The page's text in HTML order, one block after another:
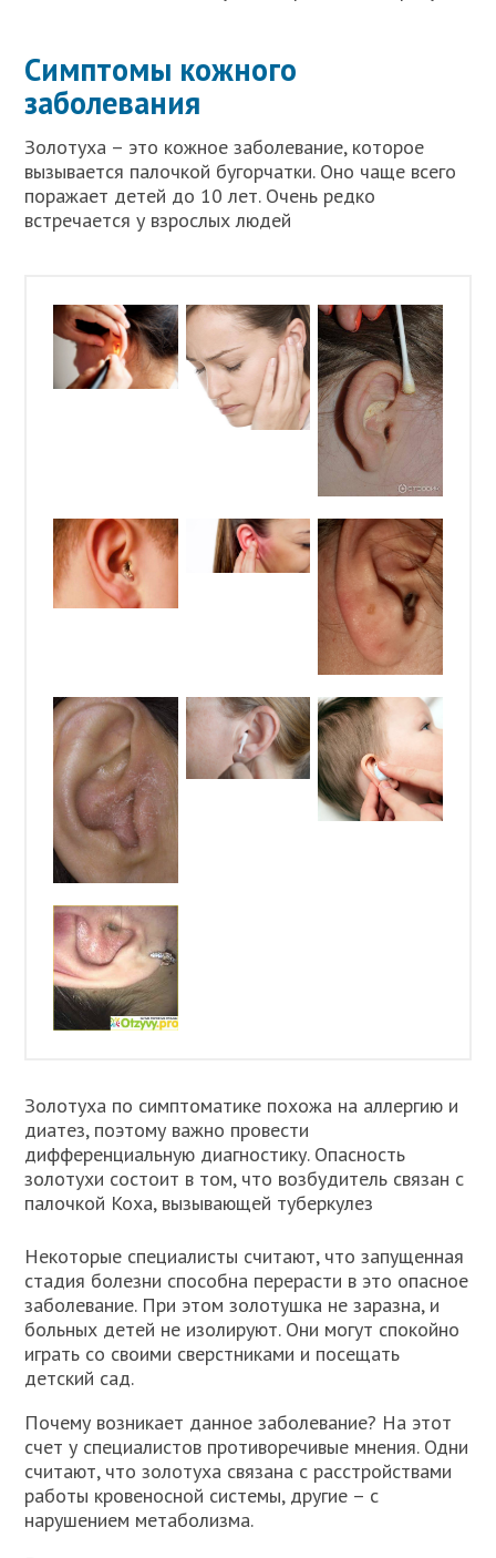
Симптомы кожного
заболевания
Золотуха – это кожное заболевание, которое
вызывается палочкой бугорчатки. Оно чаще всего
поражает детей до 10 лет. Очень редко
встречается у взрослых людей
Золотуха по симптоматике похожа на аллергию и
диатез, поэтому важно провести
дифференциальную диагностику. Опасность
золотухи состоит в том, что возбудитель связан с
палочкой Коха, вызывающей туберкулез
Некоторые специалисты считают, что запущенная
стадия болезни способна перерасти в это опасное
заболевание. При этом золотушка не заразна, и
больных детей не изолируют. Они могут спокойно
играть со своими сверстниками и посещать
детский сад.
Почему возникает данное заболевание? На этот
счет у специалистов противоречивые мнения. Одни
считают, что золотуха связана с расстройствами
работы кровеносной системы, другие – с
нарушением метаболизма.